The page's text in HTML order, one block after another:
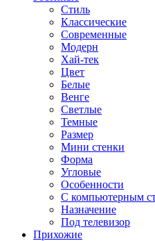
Стиль
Классические
Современные
Модерн
Хай-тек
Цвет
Белые
Венге
Светлые
Темные
Размер
Мини стенки
Форма
Угловые
Особенности
С компьютерным
Назначение
Под телевизор
Прихожие